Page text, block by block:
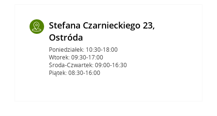
Stefana Czarnieckiego 23,
Ostróda
Poniedziałek: 10:30-18:00
Wtorek: 09:30-17:00
Środa-Czwartek: 09:00-16:30
Piątek: 08:30-16:00